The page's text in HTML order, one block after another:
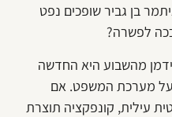
בן גביר שופכים נפט
לפשרה?
מהשבוע היא החדשה
מערכת המשפט. אם
עילית, קונפקציה תוצרת